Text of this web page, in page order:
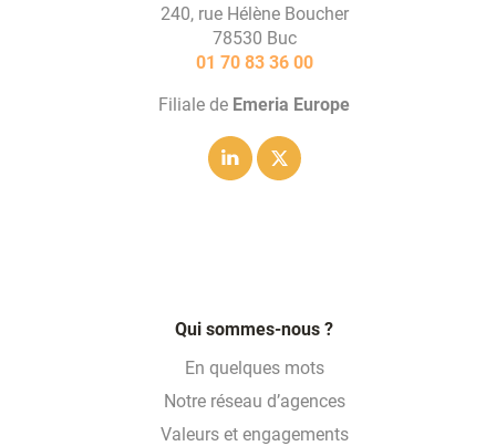
240, rue Hélène Boucher
78530 Buc
01 70 83 36 00
Filiale de Emeria Europe
Qui sommes-nous ?
En quelques mots
Notre réseau d’agences
Valeurs et engagements